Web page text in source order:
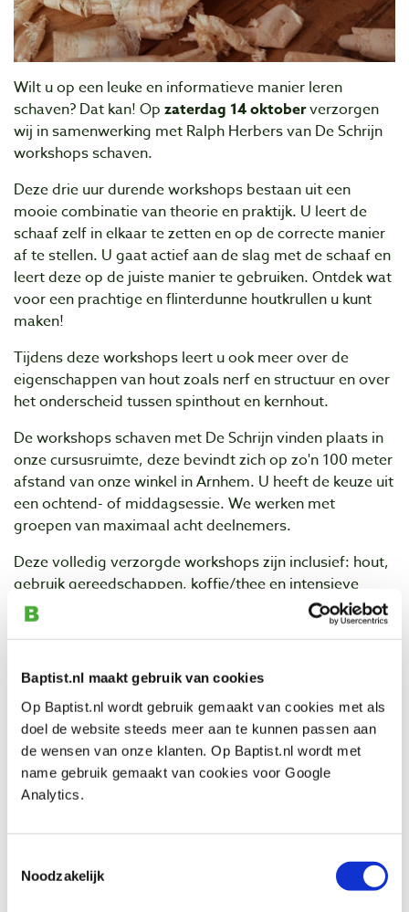
Baptist.nl maakt gebruik van cookies
Op Baptist.nl wordt gebruik gemaakt van cookies met als
doel de website steeds meer aan te kunnen passen aan
de wensen van onze klanten. Op Baptist.nl wordt met
name gebruik gemaakt van cookies voor Google
Analytics.
Noodzakelijk
Wilt u op een leuke en informatieve manier leren
schaven? Dat kan! Op zaterdag 14 oktoberverzorgen
wij in samenwerking met Ralph Herbers van De Schrijn
workshops schaven.
Deze drie uur durende workshops bestaan uit een
mooie combinatie van theorie en praktijk. U leert de
schaaf zelf in elkaar te zetten en op de correcte manier
af te stellen. U gaat actief aan de slag met de schaaf en
leert deze op de juiste manier te gebruiken. Ontdek wat
voor een prachtige en flinterdunne houtkrullen u kunt
maken!
Tijdens deze workshops leert u ook meer over de
eigenschappen van hout zoals nerf en structuur en over
het onderscheid tussen spinthout en kernhout.
De workshops schaven met De Schrijn vinden plaats in
onze cursusruimte, deze bevindt zich op zo'n 100 meter
afstand van onze winkel in Arnhem. U heeft de keuze uit
een ochtend- of middagsessie. We werken met
groepen van maximaal acht deelnemers.
Deze volledig verzorgde workshops zijn inclusief: hout,
gebruik gereedschappen, koffie/thee en intensieve
begeleiding!
Datum en tijd
- Zaterdag 14 oktober van 13:30 tot ca. 16:30 uur
Kosten
€ 79,- incl. btw per deelnemer.
Aanmelden
Wilt u deelnemen aan één van de workshops, ‘bestel’ en
praktische informatie.